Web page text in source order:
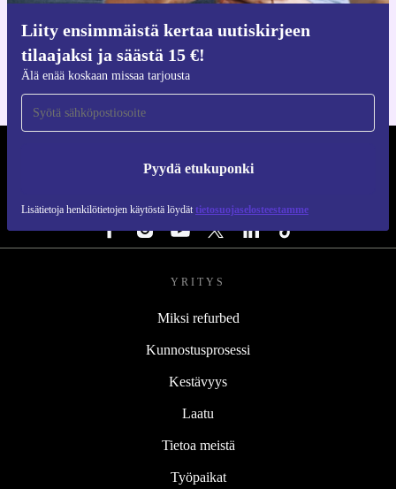
Liity ensimmäistä kertaa uutiskirjeen
tilaajaksi ja säästä 15 €!
Älä enää koskaan missaa tarjousta
Pyydä etukuponki
Lisätietoja henkilötietojen käytöstä löydät tietosuojaselosteestamme
iOS:lle ja Androidille
YRITYS
Miksi refurbed
Kunnostusprosessi
Kestävyys
Laatu
Tietoa meistä
Työpaikat